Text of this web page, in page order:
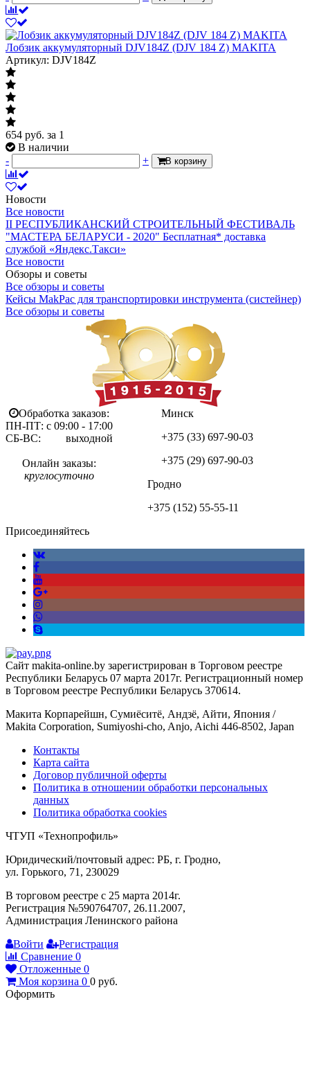
Лобзик аккумуляторный DJV184Z (DJV 184 Z) MAKITA
Артикул: DJV184Z
654 руб. за 1
В наличии
-
+ В корзину
Новости
Все новости
II РЕСПУБЛИКАНСКИЙ СТРОИТЕЛЬНЫЙ ФЕСТИВАЛЬ
"МАСТЕРА БЕЛАРУСИ - 2020" Бесплатная* доставка
службой «Яндекс.Такси»
Все новости
Обзоры и советы
Все обзоры и советы
Кейсы MakPac для транспортировки инструмента (систейнер)
Все обзоры и советы
Обработка заказов:
ПН-ПТ: с 09:00 - 17:00
СБ-ВС: выходной
Онлайн заказы:
круглосуточно
Минск
+375 (33) 697-90-03
+375 (29) 697-90-03
Гродно
+375 (152) 55-55-11
Присоединяйтесь
Сайт makita-online.by зарегистрирован в Торговом реестре
Республики Беларусь 07 марта 2017г. Регистрационный номер
в Торговом реестре Республики Беларусь 370614.
Макита Корпарейшн, Сумиёситё, Андзё, Айти, Япония /
Makita Corporation, Sumiyoshi-cho, Anjo, Aichi 446-8502, Japan
Контакты
Карта сайта
Договор публичной оферты
Политика в отношении обработки персональных
данных
Политика обработка cookies
ЧТУП «Технопрофиль»
Юридический/почтовый адрес: РБ, г. Гродно,
ул. Горького, 71, 230029
В торговом реестре с 25 марта 2014г.
Регистрация №590764707, 26.11.2007,
Администрация Ленинского района
Войти
Регистрация
Сравнение 0
Отложенные 0
Моя корзина 0 0 руб.
Оформить